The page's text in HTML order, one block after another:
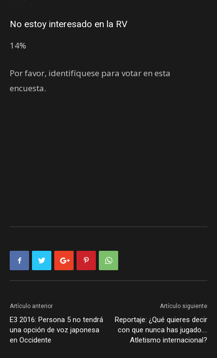
No estoy interesado en la RV
14%
Por favor, identifíquese para votar en esta
encuesta.
Artículo anterior
E3 2016: Persona 5 no tendrá
una opción de voz japonesa
en Occidente
Artículo siguiente
Reportaje: ¿Qué quieres decir
con que nunca has jugado….
Atletismo internacional?